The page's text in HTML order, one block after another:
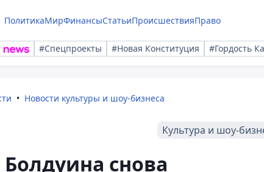
ПолитикаМирФинансыСтатьиПроисшествияПраво
#Спецпроекты #Новая Конституция #Гордость
Новости культуры и шоу-бизнеса
Культура и шоу-
снова